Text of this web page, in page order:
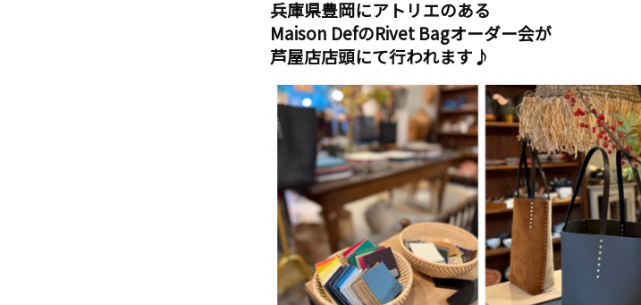
兵庫県豊岡にアトリエのある
Maison DefのRivet Bagオーダー会が
芦屋店店頭にて行われます♪